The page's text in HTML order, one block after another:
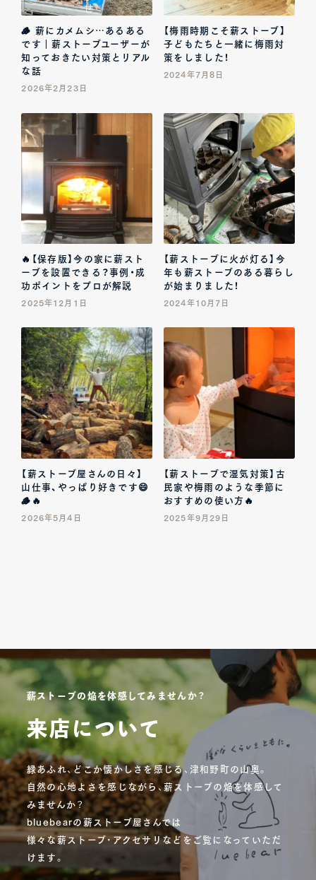
🪵 薪にカメムシ…あるある
です｜薪ストーブユーザーが
知っておきたい対策とリアル
な話
2026年2月23日
【梅雨時期こそ薪ストーブ】
子どもたちと一緒に梅雨対
策をしました！
2024年7月8日
🔥【保存版】今の家に薪スト
ーブを設置できる？事例・成
功ポイントをプロが解説
2025年12月1日
【薪ストーブに火が灯る】今
年も薪ストーブのある暮らし
が始まりました！
2024年10月7日
【薪ストーブ屋さんの日々】
山仕事、やっぱり好きです😄
🪵🔥
2026年5月4日
【薪ストーブで湿気対策】古
民家や梅雨のような季節に
おすすめの使い方🔥
2025年9月29日
薪ストーブの焔を体感してみませんか？
来店について
緑あふれ、どこか懐かしさを感じる、津和野町の山奥。
自然の心地よさを感じながら、薪ストーブの焔を体感して
みませんか？
bluebearの薪ストーブ屋さんでは
様々な薪ストーブ・アクセサリなどをご覧になっていただ
けます。